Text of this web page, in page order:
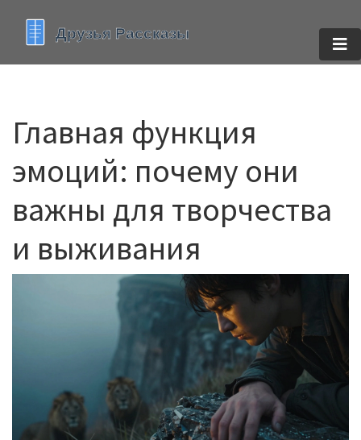
Главная функция
эмоций: почему они
важны для творчества
и выживания